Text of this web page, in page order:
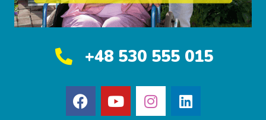
+48 530 555 015